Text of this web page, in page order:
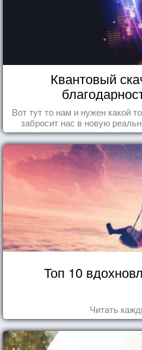
Квантовый
Вот тут то нам и нужен какой
забросит нас в новую
Топ 10
Читать